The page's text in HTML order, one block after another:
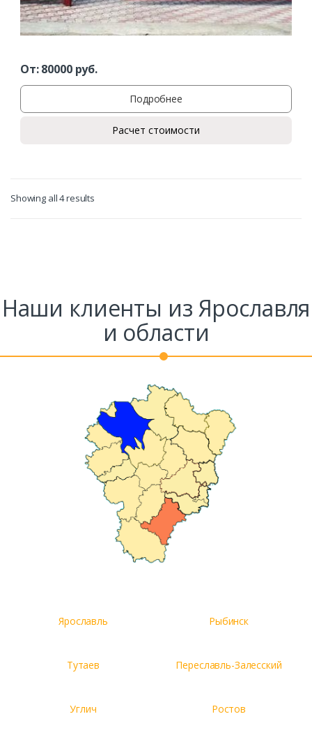
От:80000руб.
Подробнее
Расчет стоимости
Showing all 4 results
Наши клиенты из Ярославля
и области
Ярославль Рыбинск
Тутаев Переславль-Залесский
Углич Ростов